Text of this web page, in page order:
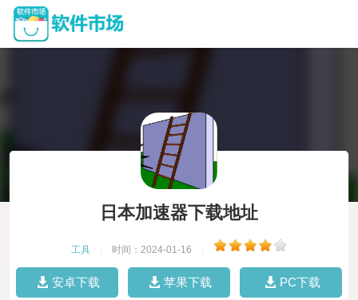
日本加速器下载地址
工具 时间：2024-01-16
安卓下载 苹果下载 PC下载